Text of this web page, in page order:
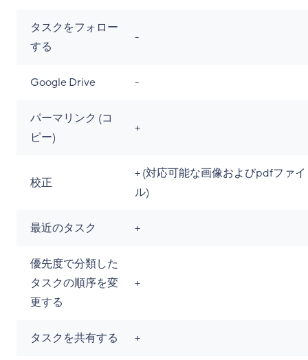
タスクをフォロー
する
-
Google Drive -
パーマリンク (コ
ピー)
+
校正
+ (対応可能な画像およびpdfファイ
ル)
最近のタスク +
優先度で分類した
タスクの順序を変
更する
+
タスクを共有する +